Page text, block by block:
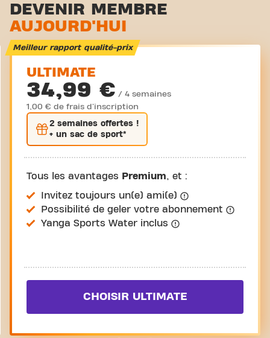
DEVENIR MEMBRE
AUJOURD'HUI
Meilleur rapport qualité-prix
ULTIMATE
34,99 € / 4 semaines
1,00 € de frais d'inscription
2 semaines offertes !
+ un sac de sport*
Tous les avantages Premium, et :
Invitez toujours un(e) ami(e)
Possibilité de geler votre abonnement
Yanga Sports Water inclus
CHOISIR ULTIMATE